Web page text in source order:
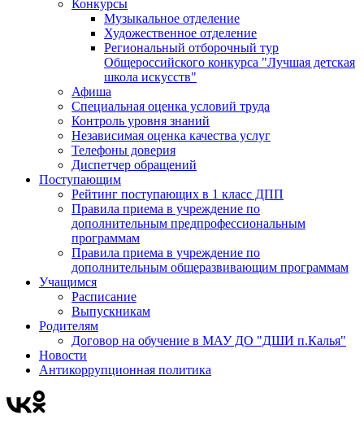
Конкурсы
Музыкальное отделение
Художественное отделение
Региональный отборочный тур
Общероссийского конкурса "Лучшая детская
школа искусств"
Афиша
Специальная оценка условий труда
Контроль уровня знаний
Независимая оценка качества услуг
Телефоны доверия
Диспетчер обращений
Поступающим
Рейтинг поступающих в 1 класс ДПП
Правила приема в учреждение по
дополнительным предпрофессиональным
программам
Правила приема в учреждение по
дополнительным общеразвивающим программам
Учащимся
Расписание
Выпускникам
Родителям
Договор на обучение в МАУ ДО "ДШИ п.Калья"
Новости
Антикоррупционная политика